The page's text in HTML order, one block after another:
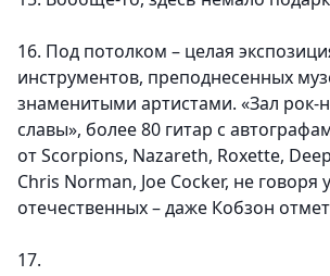
16. Под потолком – целая
инструментов, преподнесенных
знаменитыми артистами. «Зал рок-
славы», более 80 гитар с
от Scorpions, Nazareth, Roxette,
Chris Norman, Joe Cocker, не говоря
отечественных – даже Кобзон
17.